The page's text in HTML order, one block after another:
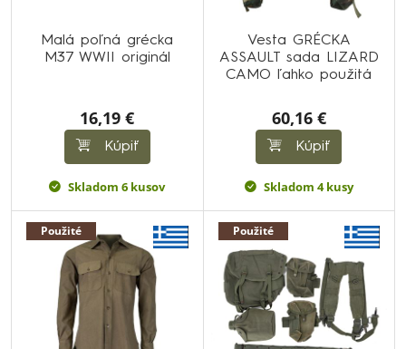
Malá poľná grécka
M37 WWII originál
16,19 €
Kúpiť
Skladom 6 kusov
Vesta GRÉCKA
ASSAULT sada LIZARD
CAMO ľahko použitá
60,16 €
Kúpiť
Skladom 4 kusy
Použité Použité